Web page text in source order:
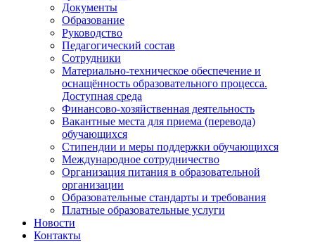
Документы
Образование
Руководство
Педагогический состав
Сотрудники
Материально-техническое обеспечение и
оснащённость образовательного процесса.
Доступная среда
Финансово-хозяйственная деятельность
Вакантные места для приема (перевода)
обучающихся
Стипендии и меры поддержки обучающихся
Международное сотрудничество
Организация питания в образовательной
организации
Образовательные стандарты и требования
Платные образовательные услуги
Новости
Контакты